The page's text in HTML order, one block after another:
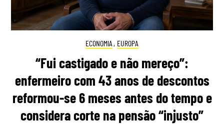
ECONOMIA , EUROPA
“Fui castigado e não mereço”:
enfermeiro com 43 anos de descontos
reformou-se 6 meses antes do tempo e
considera corte na pensão “injusto”